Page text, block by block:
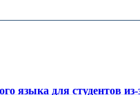
языка для студентов из-